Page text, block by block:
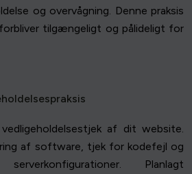
og overvågning. Denne praksis
tilgængeligt og pålideligt for
af dit website.
af software, tjek for kodefejl og
Planlagt